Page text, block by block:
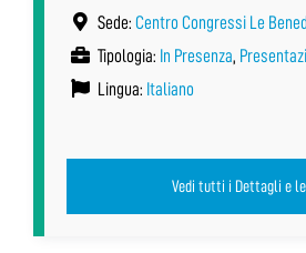
Sede: Centro Congressi Le
Tipologia: In Presenza,
Lingua: Italiano
Vedi tutti i Dettagli e